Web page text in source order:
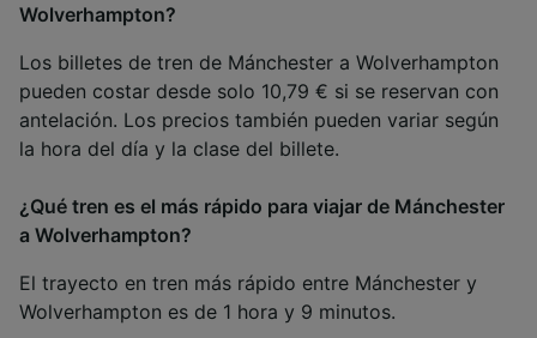
Wolverhampton?
Los billetes de tren de Mánchester a Wolverhampton
pueden costar desde solo 10,79 € si se reservan con
antelación. Los precios también pueden variar según
la hora del día y la clase del billete.
¿Qué tren es el más rápido para viajar de Mánchester
a Wolverhampton?
El trayecto en tren más rápido entre Mánchester y
Wolverhampton es de 1 hora y 9 minutos.